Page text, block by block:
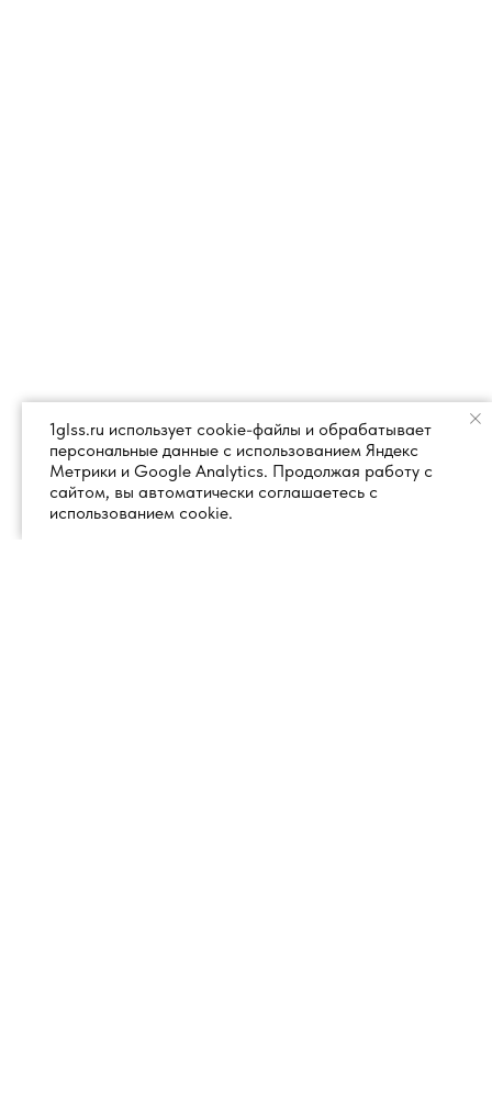
1glss.ru использует cookie-файлы и обрабатывает
персональные данные с использованием Яндекс
Метрики и Google Analytics. Продолжая работу с
сайтом, вы автоматически соглашаетесь с
использованием cookie.